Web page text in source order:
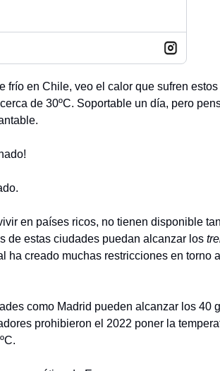
frío en Chile, veo el calor que sufren
de 30ºC. Soportable un día, pero
en países ricos, no tienen disponible tan
de estas ciudades puedan alcanzar los
ha creado muchas restricciones en torno
como Madrid pueden alcanzar los 40
prohibieron el 2022 poner la